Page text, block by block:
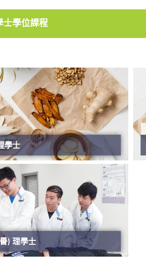
士學位課程
學士
) 理學士